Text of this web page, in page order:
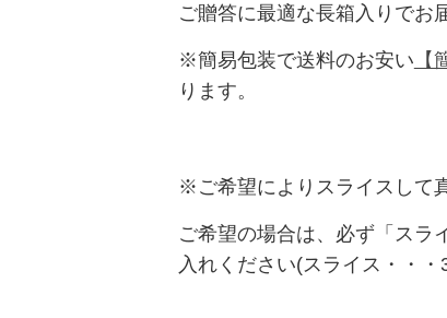
ご贈答に最適な長箱入りでお
※簡易包装で送料のお安い
ります。
※ご希望によりスライスして
ご希望の場合は、必ず「ス
入れください(スライス・・